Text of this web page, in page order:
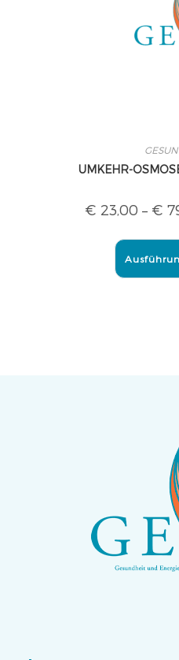
UMKEHR-
€ 23,00 – €